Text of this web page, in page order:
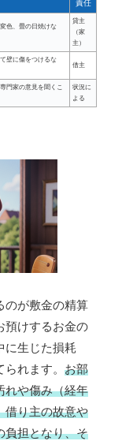
責任
色、畳の日焼けな
貸主
（家
主）
壁に傷をつけるな
借主
門家の意見を聞くこ
状況に
よる
のが敷金の精算
預けするお金の
に生じた損耗
れます。 お部
れや傷み（経年
借り主の故意や
負担となり、そ